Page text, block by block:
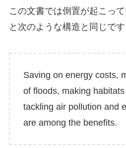
この文書では倒置が起こっ
と次のような構造と同じです
Saving on energy costs,
of floods, making
tackling air pollution and
are among the benefits.